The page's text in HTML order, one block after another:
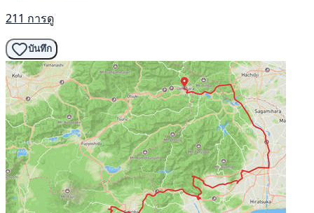
211 การดู
บันทึก